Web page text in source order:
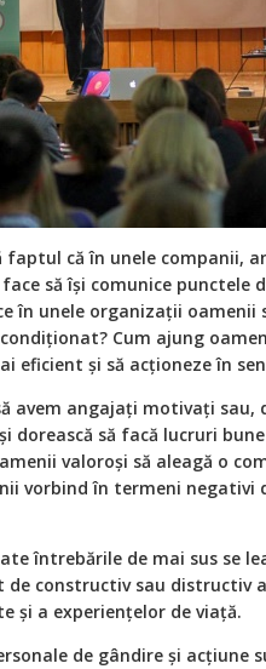
faptul că în unele companii,
să își comunice punctele
în unele organizații
Cum ajung
eficient și să acționeze în
avem angajați motivați
dorească să facă lucruri
valoroși să aleagă o
vorbind în termeni negativi
întrebările de mai sus se
de constructiv sau distructiv
și a experiențelor de viață.
de gândire și acțiune